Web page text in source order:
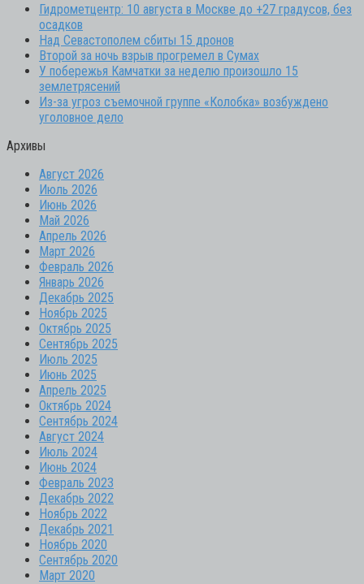
Гидрометцентр: 10 августа в Москве до +27 градусов, без
осадков
Над Севастополем сбиты 15 дронов
Второй за ночь взрыв прогремел в Сумах
У побережья Камчатки за неделю произошло 15
землетрясений
Из-за угроз съемочной группе «Колобка» возбуждено
уголовное дело
Архивы
Август 2026
Июль 2026
Июнь 2026
Май 2026
Апрель 2026
Март 2026
Февраль 2026
Январь 2026
Декабрь 2025
Ноябрь 2025
Октябрь 2025
Сентябрь 2025
Июль 2025
Июнь 2025
Апрель 2025
Октябрь 2024
Сентябрь 2024
Август 2024
Июль 2024
Июнь 2024
Февраль 2023
Декабрь 2022
Ноябрь 2022
Декабрь 2021
Ноябрь 2020
Сентябрь 2020
Март 2020